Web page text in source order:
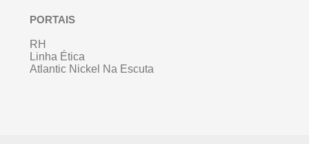
PORTAIS
RH
Linha Ética
Atlantic Nickel Na Escuta